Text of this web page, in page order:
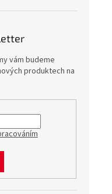
vám budeme
produktech na